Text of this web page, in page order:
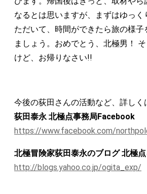
なるとは思いますが、まずはゆっく
ただいて、時間ができたら旅の様子
ましょう。おめでとう、北極男！
けど、お帰りなさい!!
今後の荻田さんの活動など、詳しく
荻田泰永 北極点事務局Facebook
https://www.facebook.com/
北極冒険家荻田泰永のブログ 北極
http://blogs.yahoo.co.jp/ogita_exp/